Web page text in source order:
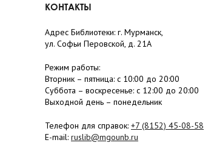
КОНТАКТЫ
Адрес Библиотеки: г. Мурманск,
ул. Софьи Перовской, д. 21А
Режим работы:
Вторник – пятница: с 10:00 до 20:00
Суббота – воскресенье: c 12:00 до 20:00
Выходной день – понедельник
Телефон для справок: +7 (8152) 45-08-58
E-mail: ruslib@mgounb.ru